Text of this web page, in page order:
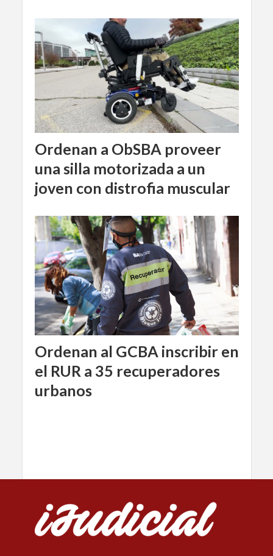
Ordenan a ObSBA proveer
una silla motorizada a un
joven con distrofia muscular
Ordenan al GCBA inscribir en
el RUR a 35 recuperadores
urbanos